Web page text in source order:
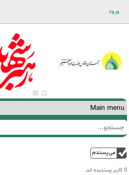
ورود
فرم
جستجو
جستجو
0 کاربر پسندیده اند.‎